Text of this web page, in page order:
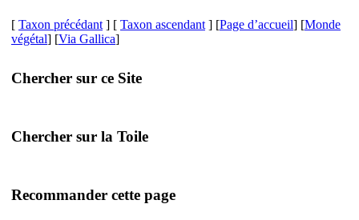
[ Taxon précédant ] [ Taxon ascendant ] [Page d’accueil] [Monde
végétal] [Via Gallica]
Chercher sur ce Site
Chercher sur la Toile
Recommander cette page